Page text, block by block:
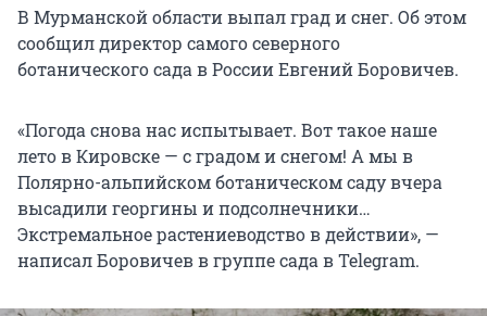
В Мурманской области выпал град и снег. Об этом
сообщил директор самого северного
ботанического сада в России Евгений Боровичев.
«Погода снова нас испытывает. Вот такое наше
лето в Кировске — с градом и снегом! А мы в
Полярно-альпийском ботаническом саду вчера
высадили георгины и подсолнечники…
Экстремальное растениеводство в действии», —
написал Боровичев в группе сада в Telegram.